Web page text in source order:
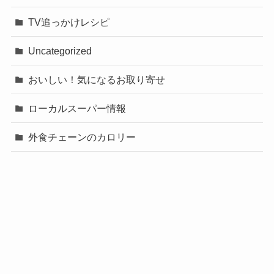
TV追っかけレシピ
Uncategorized
おいしい！気になるお取り寄せ
ローカルスーパー情報
外食チェーンのカロリー